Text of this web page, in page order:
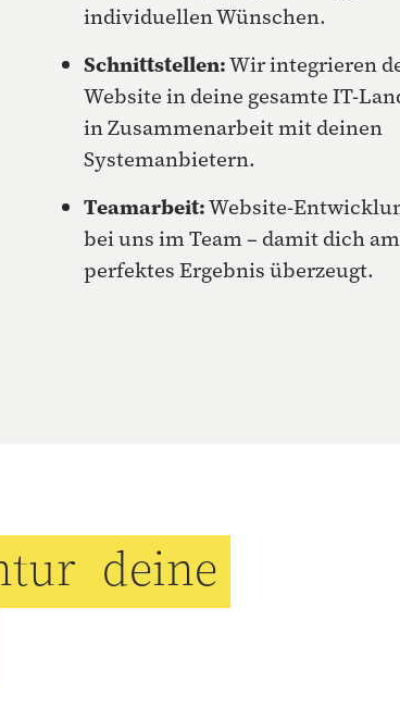
individuellen Wünschen.
Schnittstellen:Wir integrieren
Website in deine gesamte IT-
in Zusammenarbeit mit deinen
Systemanbietern.
Teamarbeit:Website-
bei uns im Team – damit dich
perfektes Ergebnis überzeugt.
deine